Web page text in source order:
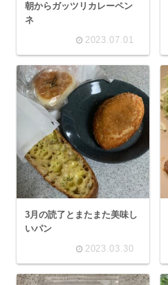
朝からガッツリカレーペン
ネ
2023.07.01
3月の読了とまたまた美味し
いパン
2023.03.30